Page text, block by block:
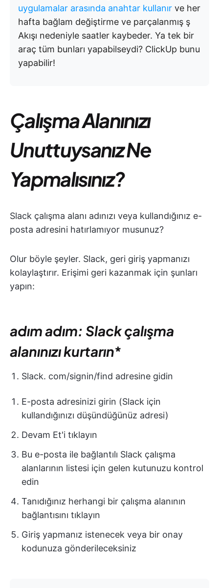
uygulamalar arasında anahtar kullanır ve her
hafta bağlam değiştirme ve parçalanmış ş
Akışı nedeniyle saatler kaybeder. Ya tek bir
araç tüm bunları yapabilseydi? ClickUp bunu
yapabilir!
Çalışma Alanınızı
Unuttuysanız Ne
Yapmalısınız?
Slack çalışma alanı adınızı veya kullandığınız e-
posta adresini hatırlamıyor musunuz?
Olur böyle şeyler. Slack, geri giriş yapmanızı
kolaylaştırır. Erişimi geri kazanmak için şunları
yapın:
adım adım: Slack çalışma
alanınızı kurtarın*
Slack. com/signin/find adresine gidin
E-posta adresinizi girin (Slack için
kullandığınızı düşündüğünüz adresi)
Devam Et'i tıklayın
Bu e-posta ile bağlantılı Slack çalışma
alanlarının listesi için gelen kutunuzu kontrol
edin
Tanıdığınız herhangi bir çalışma alanının
bağlantısını tıklayın
Giriş yapmanız istenecek veya bir onay
kodunuza gönderileceksiniz